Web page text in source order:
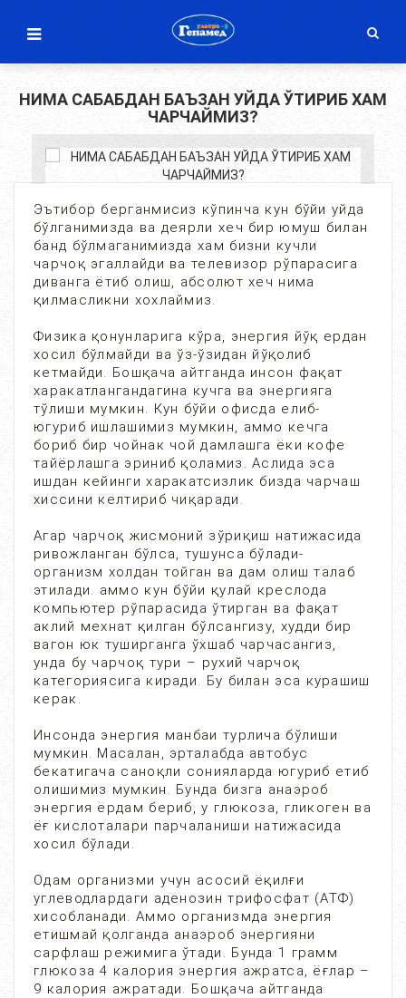
НИМА САБАБДАН БАЪЗАН УЙДА ЎТИРИБ ХАМ
ЧАРЧАЙМИЗ?
Эътибор берганмисиз кўпинча кун бўйи уйда
бўлганимизда ва деярли хеч бир юмуш билан
банд бўлмаганимизда хам бизни кучли
чарчоқ эгаллайди ва телевизор рўпарасига
диванга ётиб олиш, абсолют хеч нима
қилмасликни хохлаймиз.
Физика қонунларига кўра, энергия йўқ ердан
хосил бўлмайди ва ўз-ўзидан йўқолиб
кетмайди. Бошқача айтганда инсон фақат
харакатлангандагина кучга ва энергияга
тўлиши мумкин. Кун бўйи офисда елиб-
югуриб ишлашимиз мумкин, аммо кечга
бориб бир чойнак чой дамлашга ёки кофе
тайёрлашга эриниб қоламиз. Аслида эса
ишдан кейинги харакатсизлик бизда чарчаш
хиссини келтириб чиқаради.
Агар чарчоқ жисмоний зўриқиш натижасида
ривожланган бўлса, тушунса бўлади-
организм холдан тойган ва дам олиш талаб
этилади. аммо кун бўйи қулай креслода
компьютер рўпарасида ўтирган ва фақат
аклий мехнат қилган бўлсангизу, худди бир
вагон юк туширганга ўхшаб чарчасангиз,
унда бу чарчоқ тури – рухий чарчоқ
категориясига киради. Бу билан эса курашиш
керак.
Инсонда энергия манбаи турлича бўлиши
мумкин. Масалан, эрталабда автобус
бекатигача саноқли сонияларда югуриб етиб
олишимиз мумкин. Бунда бизга анаэроб
энергия ёрдам бериб, у глюкоза, гликоген ва
ёғ кислоталари парчаланиши натижасида
хосил бўлади.
Одам организми учун асосий ёқилғи
углеводлардаги аденозин трифосфат (АТФ)
хисобланади. Аммо организмда энергия
етишмай қолганда анаэроб энергияни
сарфлаш режимига ўтади. Бунда 1 грамм
глюкоза 4 калория энергия ажратса, ёғлар –
9 калория ажратади. Бошқача айтганда